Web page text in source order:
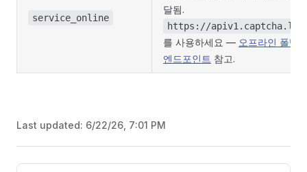
service_online
달됨.
https://apiv1.captcha.la
를 사용하세요 — 오프라인 폴백
엔드포인트 참고.
Last updated: 6/22/26, 7:01 PM